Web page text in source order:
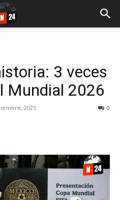
3 veces
Mundial 2026
2025 0